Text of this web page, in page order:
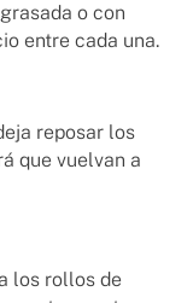
o con
entre cada una.
reposar los
que vuelvan a
los rollos de